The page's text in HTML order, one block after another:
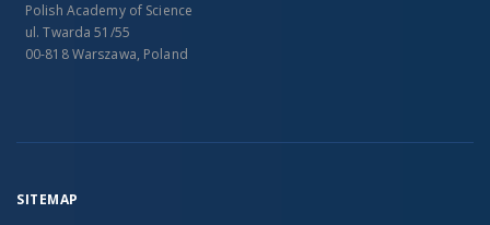
Polish Academy of Science
ul. Twarda 51/55
00-818 Warszawa, Poland
SITEMAP